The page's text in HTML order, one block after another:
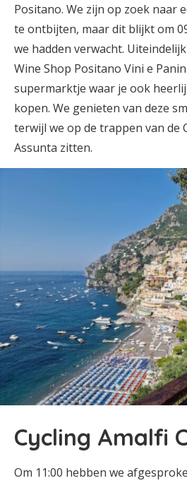
Positano. We zijn op zoek naar
te ontbijten, maar dit blijkt om
we hadden verwacht.
Wine Shop Positano Vini e
supermarktje waar je ook
kopen. We genieten van deze
terwijl we op de trappen van de
Assunta zitten.
Cycling Amalfi
Om 11:00 hebben we